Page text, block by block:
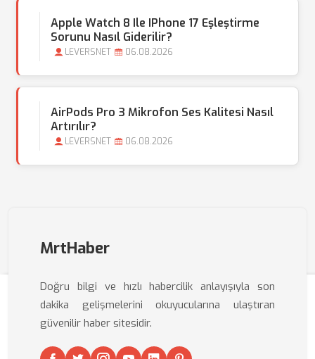
Apple Watch 8 Ile IPhone 17 Eşleştirme
Sorunu Nasıl Giderilir?
LEVERSNET 06.08.2026
AirPods Pro 3 Mikrofon Ses Kalitesi Nasıl
Artırılır?
LEVERSNET 06.08.2026
MrtHaber
Doğru bilgi ve hızlı habercilik anlayışıyla son
dakika gelişmelerini okuyucularına ulaştıran
güvenilir haber sitesidir.